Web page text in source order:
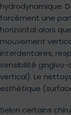
hydrodynamique.
forcément une
horizontal alors
mouvement
interdentaires,
sensibilité
vertical). Le
esthétique
Selon certains